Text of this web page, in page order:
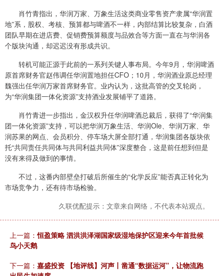
肖竹青指出，华润万家、万象生活这类商业零售资产隶属“华润置
地”系，股权、考核、预算都与啤酒不一样，内部结算比较复杂，白酒
团队早期在进店费、促销费预算额度与品效合等方面一直在与华润各
个版块沟通，却迟迟没有形成共识。
转机可能正源于此前的一系列关键人事布局。今年9月，华润啤酒
原首席财务官赵伟调任华润置地担任CFO；10月，华润酒业原总经理
魏强出任华润万家首席财务官。业内认为，这批高管的交叉轮岗，
为“华润集团一体化资源”支持酒业发展铺平了道路。
肖竹青进一步指出，金汉权升任华润啤酒总裁后，获得了“华润集
团一体化资源”支持，可以把华润万象生活、华润Ole、华润万家、华
润苏果的网点、会员积分、停车场大屏全部打通，华润集团各版块依
托“共同责任共同体与共同利益共同体”深度整合，这是前任想到但是
没有来得及做到的事情。
不过，这番内部壁垒打破后所催生的“化学反应”能否真正转化为
市场竞争力，还有待市场检验。
久联优配提示：文章来自网络，不代表本站观点。
上一篇：恒盈策略 泗洪洪泽湖国家级湿地保护区迎来今年首批候
鸟小天鹅
下一篇： 嘉盛投资 【地评线】河声丨凿通“数据运河”，让物流跑